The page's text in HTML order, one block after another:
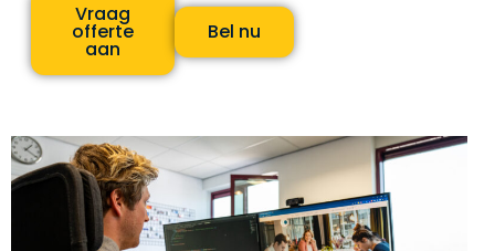
Vraag
offerte
aan
Bel nu